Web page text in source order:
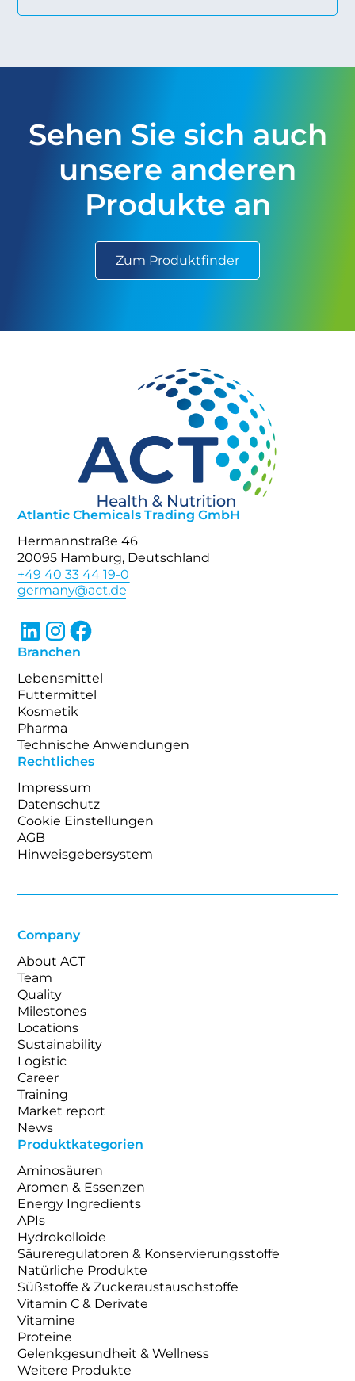
Sehen Sie sich auch
unsere anderen
Produkte an
Zum Produktfinder
Atlantic Chemicals Trading GmbH
Hermannstraße 46
20095 Hamburg, Deutschland
+49 40 33 44 19-0
Branchen
Lebensmittel
Futtermittel
Kosmetik
Pharma
Technische Anwendungen
Rechtliches
Impressum
Datenschutz
Cookie Einstellungen
AGB
Hinweisgebersystem
Company
About ACT
Team
Quality
Milestones
Locations
Sustainability
Logistic
Career
Training
Market report
News
Produktkategorien
Aminosäuren
Aromen & Essenzen
Energy Ingredients
APIs
Hydrokolloide
Säureregulatoren & Konservierungsstoffe
Natürliche Produkte
Süßstoffe & Zuckeraustauschstoffe
Vitamin C & Derivate
Vitamine
Proteine
Gelenkgesundheit & Wellness
Weitere Produkte